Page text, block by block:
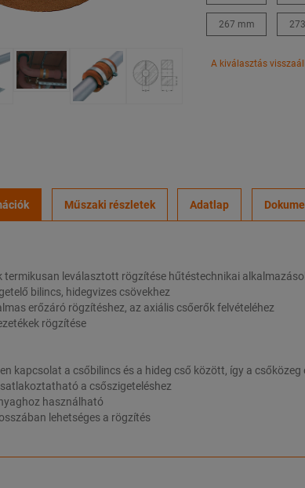
267 mm
A kiválasztás
Műszaki részletek Adatlap
termikusan leválasztott rögzítése hűtéstechnikai
bilincs, hidegvizes csövekhez
erőzáró rögzítéshez, az axiális csőerők felvételéhez
rögzítése
kapcsolat a csőbilincs és a hideg cső között, így a
a csőszigeteléshez
használható
lehetséges a rögzítés